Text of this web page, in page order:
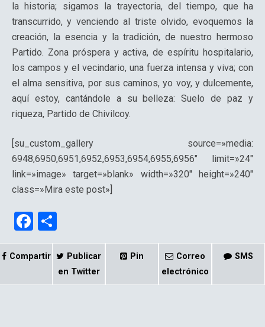
la historia; sigamos la trayectoria, del tiempo, que ha
transcurrido, y venciendo al triste olvido, evoquemos la
creación, la esencia y la tradición, de nuestro hermoso
Partido. Zona próspera y activa, de espíritu hospitalario,
los campos y el vecindario, una fuerza intensa y viva; con
el alma sensitiva, por sus caminos, yo voy, y dulcemente,
aquí estoy, cantándole a su belleza: Suelo de paz y
riqueza, Partido de Chivilcoy.
[su_custom_gallery source=»media:
6948,6950,6951,6952,6953,6954,6955,6956″ limit=»24″
link=»image» target=»blank» width=»320″ height=»240″
class=»Mira este post»]
F
a
ce
o
m
p
Compartir
Publicar
en Twitter
Pin
Correo
electrónico
SMS